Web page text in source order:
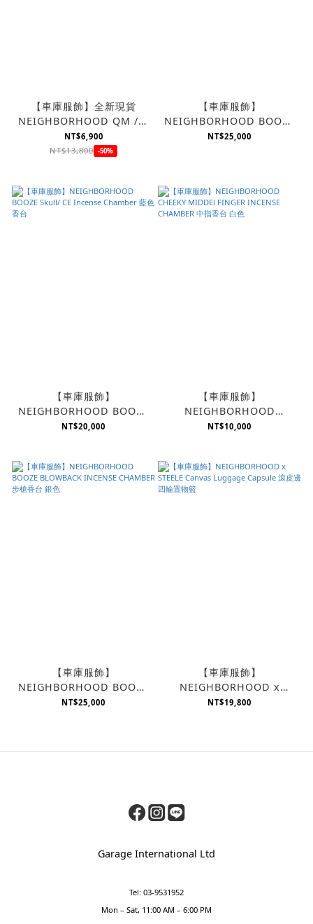
【車庫服飾】全新現貨
NEIGHBORHOOD QM / C
- SHIRT LS 軍裝口袋拼接軍
裝襯衫
NT$6,900
NT$13,800 -50%
【車庫服飾】
NEIGHBORHOOD BOOZE
BLOWBACK INCENSE
NT$25,000
【車庫服飾】
NEIGHBORHOOD BOOZE
Skull/ CE Incense
NT$20,000
【車庫服飾】
NEIGHBORHOOD
CHEEKY MIDDEl FINGER
NT$10,000
【車庫服飾】
NEIGHBORHOOD BOOZE
BLOWBACK INCENSE
NT$25,000
【車庫服飾】
NEIGHBORHOOD x
STEELE Canvas Luggage
NT$19,800
Garage International Ltd
Tel: 03-9531952
Mon – Sat, 11:00 AM – 6:00 PM